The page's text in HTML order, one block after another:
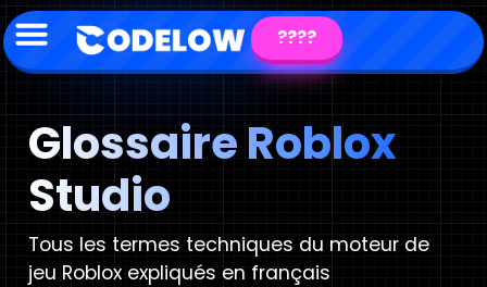
????
Glossaire Roblox
Studio
Tous les termes techniques du moteur de
jeu Roblox expliqués en français